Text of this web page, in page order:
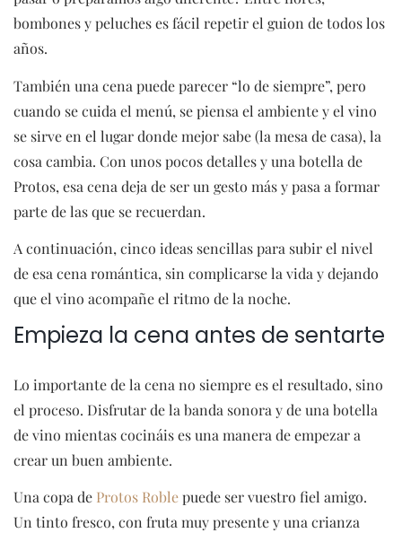
bombones y peluches es fácil repetir el guion de todos los
años.
También una cena puede parecer “lo de siempre”, pero
cuando se cuida el menú, se piensa el ambiente y el vino
se sirve en el lugar donde mejor sabe (la mesa de casa), la
cosa cambia. Con unos pocos detalles y una botella de
Protos, esa cena deja de ser un gesto más y pasa a formar
parte de las que se recuerdan.
A continuación, cinco ideas sencillas para subir el nivel
de esa cena romántica, sin complicarse la vida y dejando
que el vino acompañe el ritmo de la noche.
Empieza la cena antes de sentarte
Lo importante de la cena no siempre es el resultado, sino
el proceso. Disfrutar de la banda sonora y de una botella
de vino mientas cocináis es una manera de empezar a
crear un buen ambiente.
Una copa de Protos Roblepuede ser vuestro fiel amigo.
Un tinto fresco, con fruta muy presente y una crianza